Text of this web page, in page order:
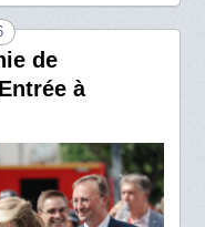
de
à